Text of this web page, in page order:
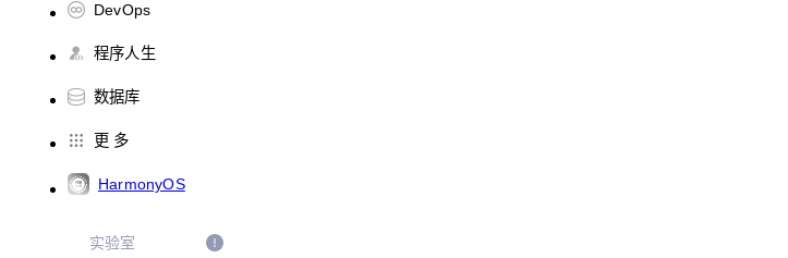
DevOps
程序人生
数据库
更 多
HarmonyOS
实验室